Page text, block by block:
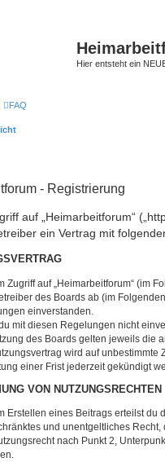
Hier entsteht ein
FAQ
- Registrierung
auf „Heimarbeitforum“
ein Vertrag mit
Zugriff auf „Heimarbeitforum“ (im
des Boards ab (im
einverstanden.
mit diesen Regelungen nicht
des Boards gelten jeweils die
wird auf
einer Frist jederzeit gekündigt
VON NUTZUNGSRECHTEN
Erstellen eines Beitrags erteilst
und unentgeltliches
nach Punkt 2,